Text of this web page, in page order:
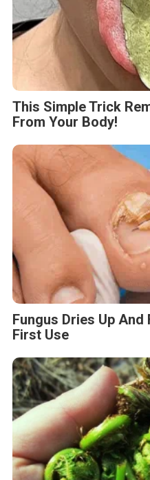
This Simple Trick
From Your Body!
Fungus Dries Up
First Use